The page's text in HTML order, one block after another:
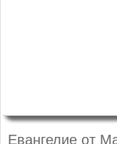
Евангелие от